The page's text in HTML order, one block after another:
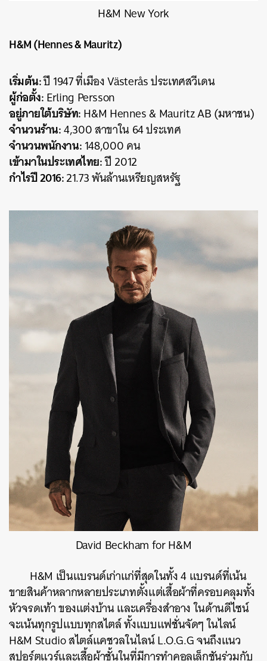
H&M New York
H&M (Hennes & Mauritz)
เริ่มต้น:ปี 1947 ที่เมือง Västerås ประเทศสวีเดน
ผู้ก่อตั้ง:Erling Persson
อยู่ภายใต้บริษัท:H&M Hennes & Mauritz AB (มหาชน)
จำนวนร้าน:4,300 สาขาใน 64 ประเทศ
จำนวนพนักงาน:148,000 คน
เข้ามาในประเทศไทย:ปี 2012
กำไรปี 2016:21.73 พันล้านเหรียญสหรัฐ
David Beckham for H&M
H&M เป็นแบรนด์เก่าแก่ที่สุดในทั้ง 4 แบรนด์ที่เน้น
ขายสินค้าหลากหลายประเภทตั้งแต่เสื้อผ้าที่ครอบคลุมทั้ง
หัวจรดเท้า ของแต่งบ้าน และเครื่องสำอาง ในด้านดีไซน์
จะเน้นทุกรูปแบบทุกสไตล์ ทั้งแบบแฟชั่นจัดๆ ในไลน์
H&M Studio สไตล์แคชวลในไลน์ L.O.G.G จนถึงแนว
สปอร์ตแวร์และเสื้อผ้าชั้นในที่มีการทำคอลเล็กชันร่วมกับ